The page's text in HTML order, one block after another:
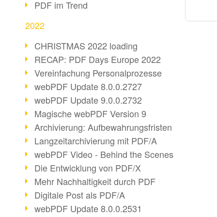
PDF im Trend
2022
CHRISTMAS 2022 loading
RECAP: PDF Days Europe 2022
Vereinfachung Personalprozesse
webPDF Update 8.0.0.2727
webPDF Update 9.0.0.2732
Magische webPDF Version 9
Archivierung: Aufbewahrungsfristen
Langzeitarchivierung mit PDF/A
webPDF Video - Behind the Scenes
Die Entwicklung von PDF/X
Mehr Nachhaltigkeit durch PDF
Digitale Post als PDF/A
webPDF Update 8.0.0.2531